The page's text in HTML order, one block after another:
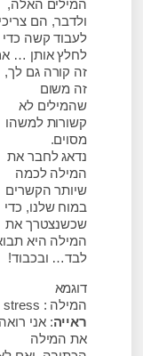
המילים האלה,
ולדבר, הם צריכים
לעבוד קשה כדי
לחלץ אותן … אם
זה קורה גם לך,
שהמילים לא
קשורות למשהו
נדאג לחבר את
המילה לכמה
שיותר הקשרים
במוח שלנו, כדי
שכשנצטרך את
המילה היא תבוא
לבד… ובכבוד!
: אני רואה
את המילה